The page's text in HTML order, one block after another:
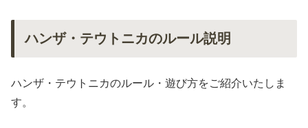
ハンザ・テウトニカのルール説明
ハンザ・テウトニカのルール・遊び方をご紹介いたしま
す。